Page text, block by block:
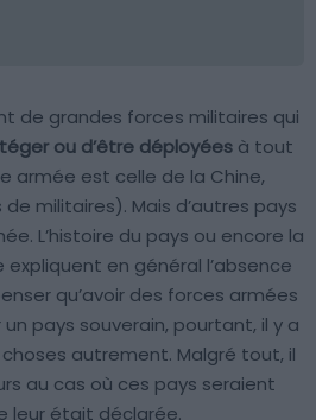
de grandes forces militaires qui
ou d’être déployées à tout
armée est celle de la Chine,
de militaires). Mais d’autres pays
L’histoire du pays ou encore la
en général l’absence
qu’avoir des forces armées
pays souverain, pourtant, il y a
autrement. Malgré tout, il
au cas où ces pays seraient
leur était déclarée.